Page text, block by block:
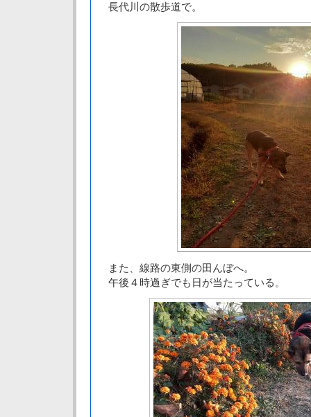
長代川の散歩道で。
また、線路の東側の田んぼへ。
午後４時過ぎでも日が当たっている。